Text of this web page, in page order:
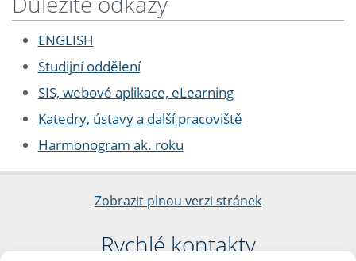
ENGLISH
Studijní oddělení
SIS, webové aplikace, eLearning
Katedry, ústavy a další pracoviště
Harmonogram ak. roku
Zobrazit plnou verzi stránek
Rychlé kontakty